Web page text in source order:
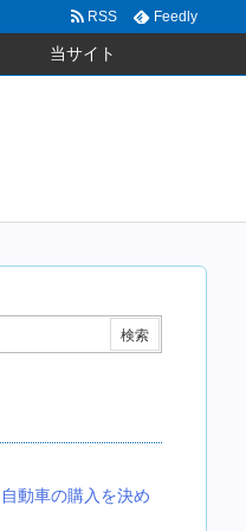
当サイト
RSS Feedly
動車の購入を決め